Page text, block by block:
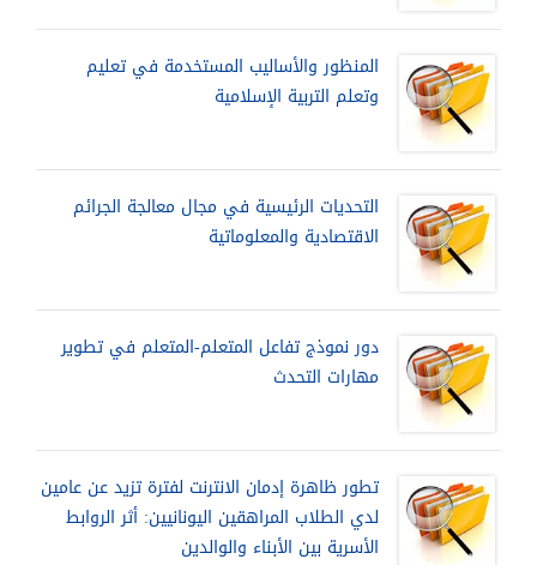
المنظور والأساليب المستخدمة في تعليم
وتعلم التربية الإسلامية
التحديات الرئيسية في مجال معالجة الجرائم
الاقتصادية والمعلوماتية
دور نموذج تفاعل المتعلم-المتعلم في تطوير
مهارات التحدث
تطور ظاهرة إدمان الانترنت لفترة تزيد عن عامين
لدي الطلاب المراهقين اليونانيين: أثر الروابط
الأسرية بين الأبناء والوالدين